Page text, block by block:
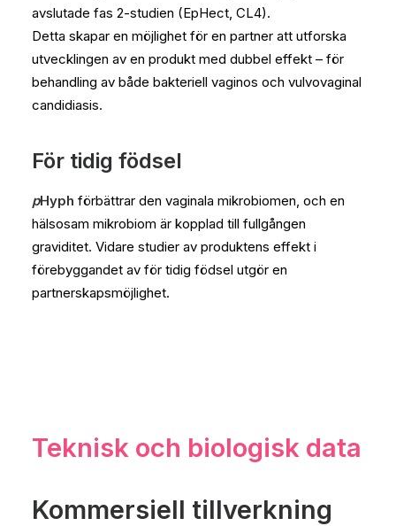
avslutade fas 2-studien (EpHect, CL4).
Detta skapar en möjlighet för en partner att utforska
utvecklingen av en produkt med dubbel effekt – för
behandling av både bakteriell vaginos och vulvovaginal
candidiasis.
För tidig födsel
pHyph förbättrar den vaginala mikrobiomen, och en
hälsosam mikrobiom är kopplad till fullgången
graviditet. Vidare studier av produktens effekt i
förebyggandet av för tidig födsel utgör en
partnerskapsmöjlighet.
Teknisk och biologisk data
Kommersiell tillverkning